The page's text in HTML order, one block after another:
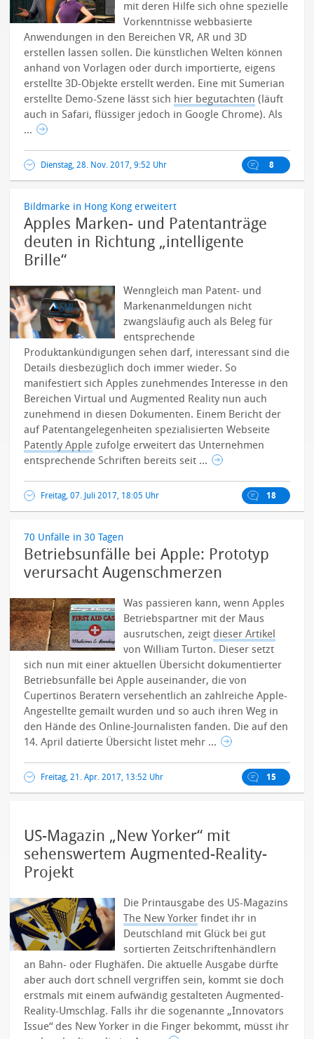
mit deren Hilfe sich ohne spezielle
Vorkenntnisse webbasierte
Anwendungen in den Bereichen VR, AR und 3D
erstellen lassen sollen. Die künstlichen Welten können
anhand von Vorlagen oder durch importierte, eigens
erstellte 3D-Objekte erstellt werden. Eine mit Sumerian
erstellte Demo-Szene lässt sich hier begutachten (läuft
auch in Safari, flüssiger jedoch in Google Chrome). Als
...
Dienstag, 28. Nov. 2017, 9:52 Uhr 8
Bildmarke in Hong Kong erweitert
Apples Marken- und Patentanträge
deuten in Richtung „intelligente
Brille“
Wenngleich man Patent- und
Markenanmeldungen nicht
zwangsläufig auch als Beleg für
entsprechende
Produktankündigungen sehen darf, interessant sind die
Details diesbezüglich doch immer wieder. So
manifestiert sich Apples zunehmendes Interesse in den
Bereichen Virtual und Augmented Reality nun auch
zunehmend in diesen Dokumenten. Einem Bericht der
auf Patentangelegenheiten spezialisierten Webseite
Patently Apple zufolge erweitert das Unternehmen
entsprechende Schriften bereits seit ...
Freitag, 07. Juli 2017, 18:05 Uhr 18
70 Unfälle in 30 Tagen
Betriebsunfälle bei Apple: Prototyp
verursacht Augenschmerzen
Was passieren kann, wenn Apples
Betriebspartner mit der Maus
ausrutschen, zeigt dieser Artikel
von William Turton. Dieser setzt
sich nun mit einer aktuellen Übersicht dokumentierter
Betriebsunfälle bei Apple auseinander, die von
Cupertinos Beratern versehentlich an zahlreiche Apple-
Angestellte gemailt wurden und so auch ihren Weg in
den Hände des Online-Journalisten fanden. Die auf den
14. April datierte Übersicht listet mehr ...
Freitag, 21. Apr. 2017, 13:52 Uhr 15
US-Magazin „New Yorker“ mit
sehenswertem Augmented-Reality-
Projekt
Die Printausgabe des US-Magazins
The New Yorker findet ihr in
Deutschland mit Glück bei gut
sortierten Zeitschriftenhändlern
an Bahn- oder Flughäfen. Die aktuelle Ausgabe dürfte
aber auch dort schnell vergriffen sein, kommt sie doch
erstmals mit einem aufwändig gestalteten Augmented-
Reality-Umschlag. Falls ihr die sogenannte „Innovators
Issue“ des New Yorker in die Finger bekommt, müsst ihr